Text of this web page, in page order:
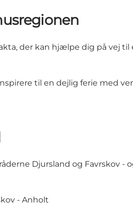
der kan hjælpe dig på vej
til en dejlig ferie med
Djursland og Favrskov -
- Anholt